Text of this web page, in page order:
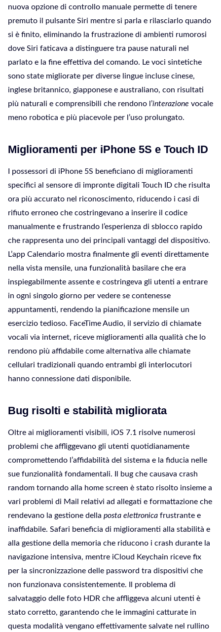
nuova opzione di controllo manuale permette di tenere
premuto il pulsante Siri mentre si parla e rilasciarlo quando
si è finito, eliminando la frustrazione di ambienti rumorosi
dove Siri faticava a distinguere tra pause naturali nel
parlato e la fine effettiva del comando. Le voci sintetiche
sono state migliorate per diverse lingue incluse cinese,
inglese britannico, giapponese e australiano, con risultati
più naturali e comprensibili che rendono l’interazione vocale
meno robotica e più piacevole per l’uso prolungato.
Miglioramenti per iPhone 5S e Touch ID
I possessori di iPhone 5S beneficiano di miglioramenti
specifici al sensore di impronte digitali Touch ID che risulta
ora più accurato nel riconoscimento, riducendo i casi di
rifiuto erroneo che costringevano a inserire il codice
manualmente e frustrando l’esperienza di sblocco rapido
che rappresenta uno dei principali vantaggi del dispositivo.
L’app Calendario mostra finalmente gli eventi direttamente
nella vista mensile, una funzionalità basilare che era
inspiegabilmente assente e costringeva gli utenti a entrare
in ogni singolo giorno per vedere se contenesse
appuntamenti, rendendo la pianificazione mensile un
esercizio tedioso. FaceTime Audio, il servizio di chiamate
vocali via internet, riceve miglioramenti alla qualità che lo
rendono più affidabile come alternativa alle chiamate
cellulari tradizionali quando entrambi gli interlocutori
hanno connessione dati disponibile.
Bug risolti e stabilità migliorata
Oltre ai miglioramenti visibili, iOS 7.1 risolve numerosi
problemi che affliggevano gli utenti quotidianamente
compromettendo l’affidabilità del sistema e la fiducia nelle
sue funzionalità fondamentali. Il bug che causava crash
random tornando alla home screen è stato risolto insieme a
vari problemi di Mail relativi ad allegati e formattazione che
rendevano la gestione della posta elettronica frustrante e
inaffidabile. Safari beneficia di miglioramenti alla stabilità e
alla gestione della memoria che riducono i crash durante la
navigazione intensiva, mentre iCloud Keychain riceve fix
per la sincronizzazione delle password tra dispositivi che
non funzionava consistentemente. Il problema di
salvataggio delle foto HDR che affliggeva alcuni utenti è
stato corretto, garantendo che le immagini catturate in
questa modalità vengano effettivamente salvate nel rullino